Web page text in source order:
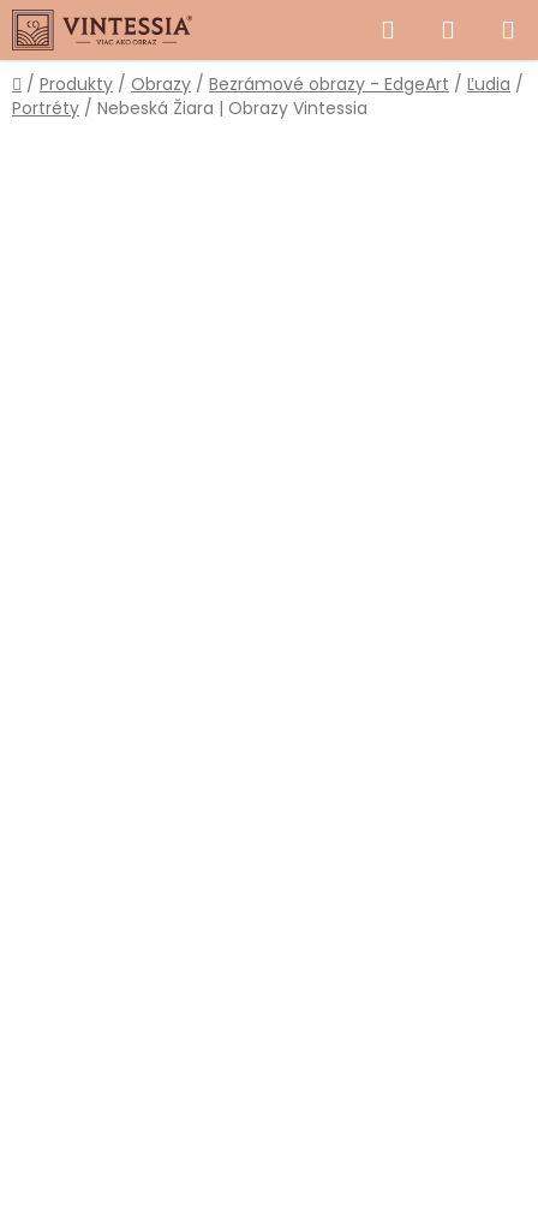
Prejsť
na
obsah
Hľadať
KOŠÍK
Domov
/ Produkty / Obrazy / Bezrámové obrazy - EdgeArt / Ľudia /
Portréty / Nebeská Žiara | Obrazy Vintessia